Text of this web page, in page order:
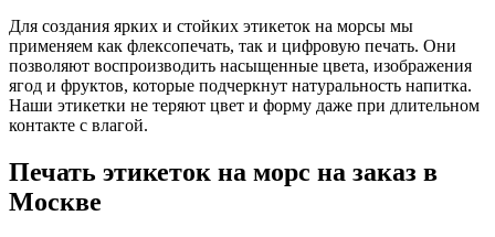
Для создания ярких и стойких этикеток на морсы мы
применяем как флексопечать, так и цифровую печать. Они
позволяют воспроизводить насыщенные цвета, изображения
ягод и фруктов, которые подчеркнут натуральность напитка.
Наши этикетки не теряют цвет и форму даже при длительном
контакте с влагой.
Печать этикеток на морс на заказ в
Москве